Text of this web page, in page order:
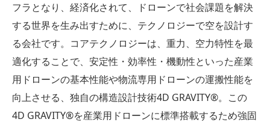
フラとなり、経済化されて、ドローンで社会課題を解決
する世界を生み出すために、テクノロジーで空を設計す
る会社です。コアテクノロジーは、重力、空力特性を最
適化することで、安定性・効率性・機動性といった産業
用ドローンの基本性能や物流専用ドローンの運搬性能を
向上させる、独自の構造設計技術4D GRAVITY®︎。この
4D GRAVITY®︎を産業用ドローンに標準搭載するため強固